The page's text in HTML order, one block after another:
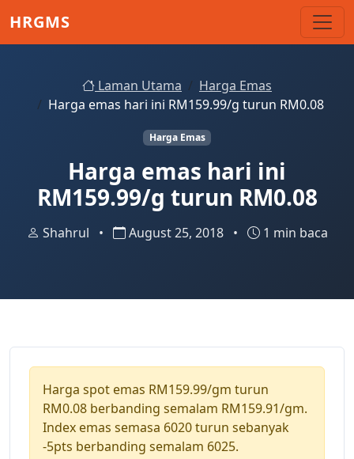
HRGMS
Laman Utama
Harga Emas
Harga emas hari ini RM159.99/g turun RM0.08
Harga Emas
Harga emas hari ini
RM159.99/g turun RM0.08
Shahrul • August 25, 2018 • 1 min baca
Harga spot emas RM159.99/gm turun
RM0.08 berbanding semalam RM159.91/gm.
Index emas semasa 6020 turun sebanyak
-5pts berbanding semalam 6025.